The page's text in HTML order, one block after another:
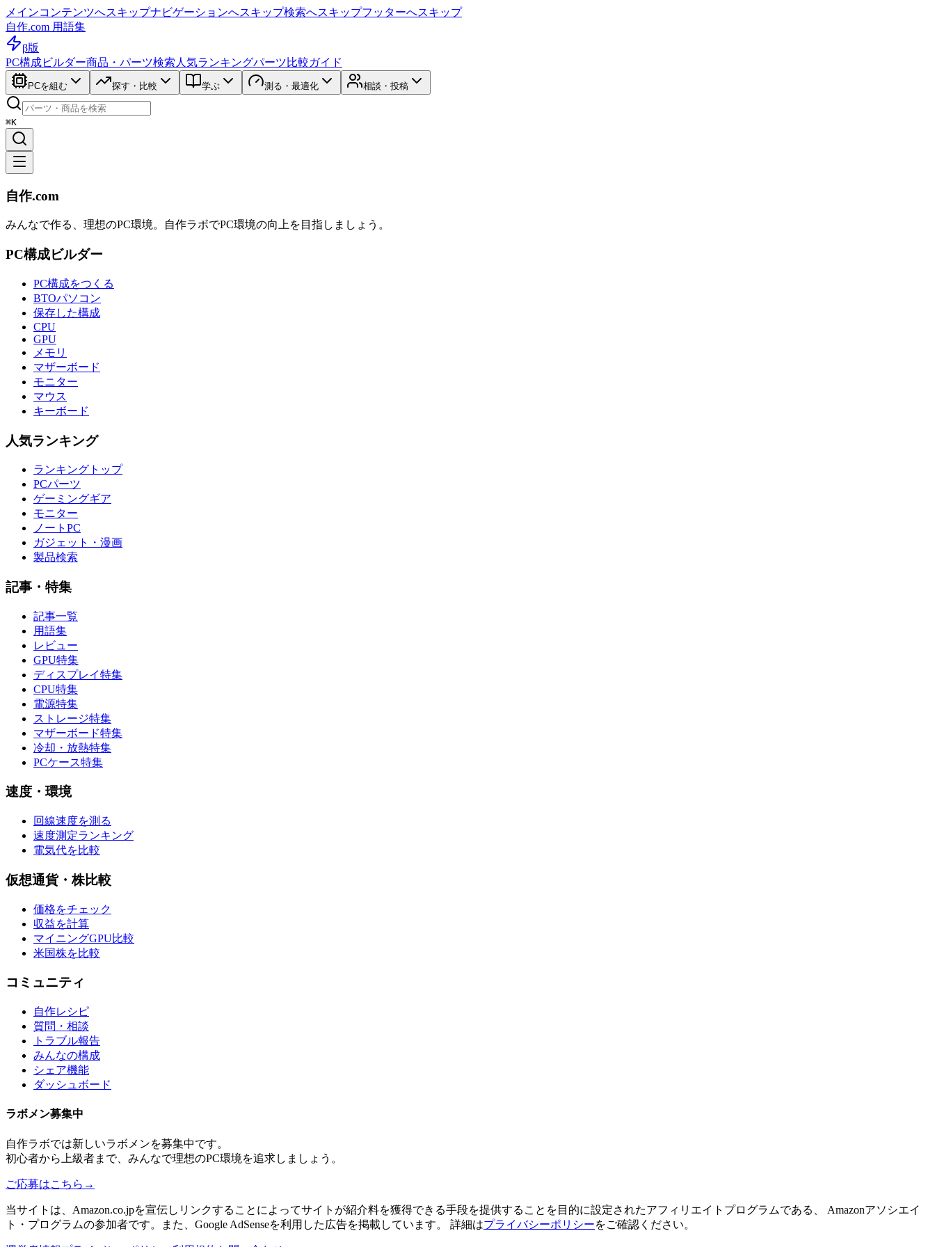
メインコンテンツへスキップナビゲーションへスキップ検索へスキップフッターへスキップ
自作.com 用語集
β版
PC構成ビルダー商品・パーツ検索 人気ランキングパーツ比較ガイド
PCを組む 探す・比較 学ぶ 測る・最適化 相談・投稿
⌘K
自作.com
みんなで作る、理想のPC環境。 自作ラボでPC環境の向上を目指しましょう。
PC構成ビルダー
PC構成をつくる
BTOパソコン
保存した構成
CPU
GPU
メモリ
マザーボード
モニター
マウス
キーボード
人気ランキング
ランキングトップ
PCパーツ
ゲーミングギア
モニター
ノートPC
ガジェット・漫画
製品検索
記事・特集
記事一覧
用語集
レビュー
GPU特集
ディスプレイ特集
CPU特集
電源特集
ストレージ特集
マザーボード特集
冷却・放熱特集
PCケース特集
速度・環境
回線速度を測る
速度測定ランキング
電気代を比較
仮想通貨・株比較
価格をチェック
収益を計算
マイニングGPU比較
米国株を比較
コミュニティ
自作レシピ
質問・相談
トラブル報告
みんなの構成
シェア機能
ダッシュボード
ラボメン募集中
自作ラボでは新しいラボメンを募集中です。
初心者から上級者まで、みんなで理想のPC環境を追求しましょう。
ご応募はこちら →
当サイトは、Amazon.co.jpを宣伝しリンクすることによってサイトが紹介料を獲得できる手段を提供することを目的に設定されたアフィリエイトプログラムである、 Amazonアソシエイ
ト・プログラムの参加者です。また、Google AdSenseを利用した広告を掲載しています。 詳細はプライバシーポリシーをご確認ください。